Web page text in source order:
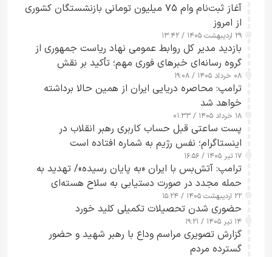
آغاز ثبت‌نام وام ۷۵ میلیون تومانی بازنشستگان کشوری
از امروز
۲۹ اردیبهشت ۱۴۰۵ / ۱۳:۴۲
بازدید مدیر کل روابط عمومی نهاد ریاست جمهوری از
گروه رسانه‌ای خبرهای فوری مهم؛ تأکید بر نقش
رسانه‌های هوشمند و مسئول در ارتقای آگاهی عمومی
۰۸ خرداد ۱۴۰۵ / ۱۹:۰۸
ترامپ: محاصره دریایی ایران از همین حالا برداشته
خواهد شد
۱۸ خرداد ۱۴۰۵ / ۰۱:۳۳
پست ساعتی قبل حساب کاربری رهبر انقلاب در
اینستاگرام؛ نفس رژیم به شماره افتاده است​
۱۷ تیر ۱۴۰۵ / ۱۶:۵۶
ترامپ: آتش‌بس با ایران «به پایان رسیده»/ تهدید به
حمله مجدد در صورت دستیابی به سلاح هسته‌ای
۲۲ اردیبهشت ۱۴۰۵ / ۱۵:۲۴
حضوری شدن تحصیلات تکمیلی کلید خورد
۱۴ تیر ۱۴۰۵ / ۱۹:۲۱
گزارش تصویری مراسم وداع با رهبر شهید و حضور
گسترده مردم